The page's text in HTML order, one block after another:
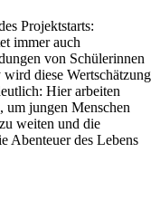
Projektstarts:
immer auch
von Schülerinnen
diese Wertschätzung
Hier arbeiten
um jungen Menschen
weiten und die
Abenteuer des Lebens